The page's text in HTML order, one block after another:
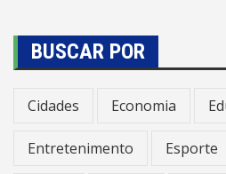
BUSCAR POR
Cidades Economia
Entretenimento Esporte